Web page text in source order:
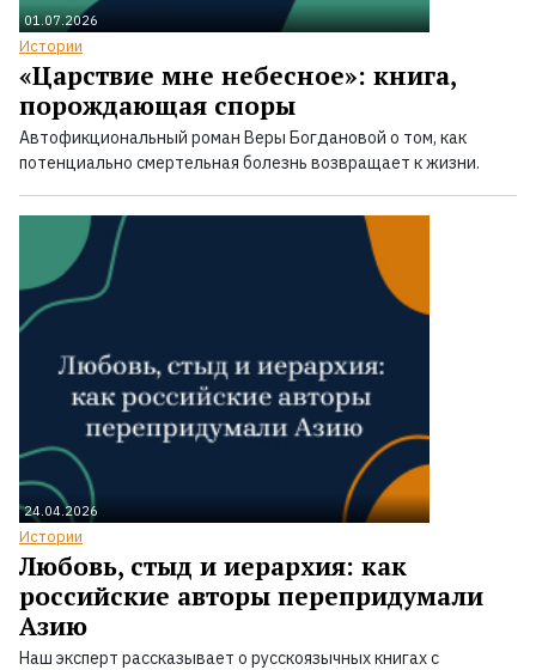
01.07.2026
Истории
«Царствие мне небесное»: книга,
порождающая споры
Автофикциональный роман Веры Богдановой о том, как
потенциально смертельная болезнь возвращает к жизни.
24.04.2026
Истории
Любовь, стыд и иерархия: как
российские авторы перепридумали
Азию
Наш эксперт рассказывает о русскоязычных книгах с